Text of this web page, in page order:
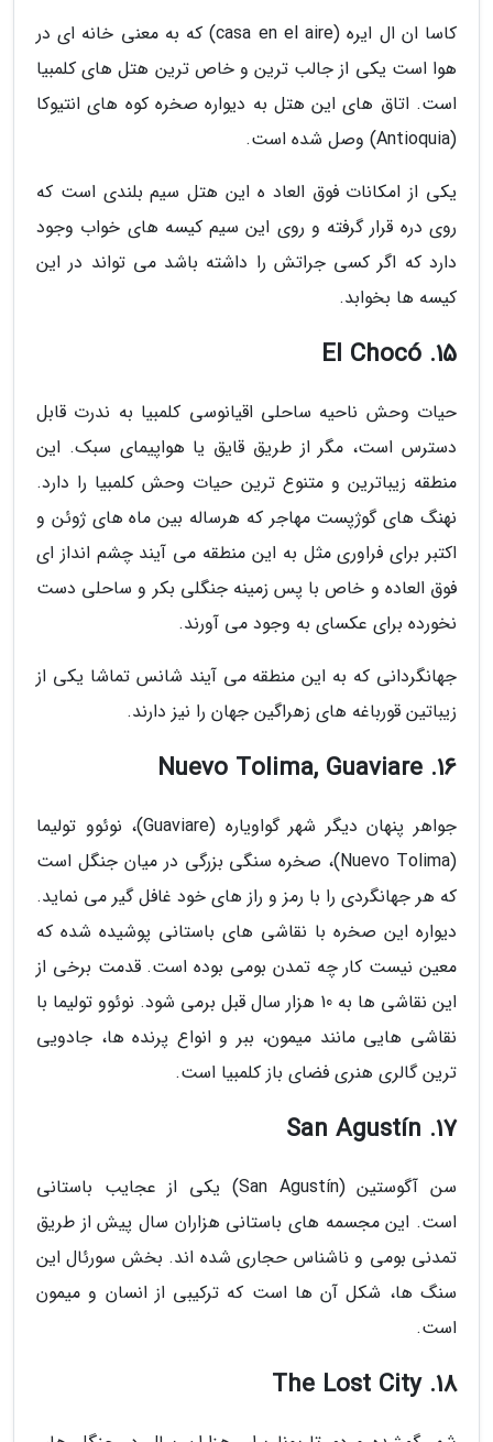
کاسا ان ال ایره (casa en el aire) که به معنی خانه ای در
هوا است یکی از جالب ترین و خاص ترین هتل های کلمبیا
است. اتاق های این هتل به دیواره صخره کوه های انتیوکا
(Antioquia) وصل شده است.
یکی از امکانات فوق العاد ه این هتل سیم بلندی است که
روی دره قرار گرفته و روی این سیم کیسه های خواب وجود
دارد که اگر کسی جراتش را داشته باشد می تواند در این
کیسه ها بخوابد.
15. El Chocó
حیات وحش ناحیه ساحلی اقیانوسی کلمبیا به ندرت قابل
دسترس است، مگر از طریق قایق یا هواپیمای سبک. این
منطقه زیباترین و متنوع ترین حیات وحش کلمبیا را دارد.
نهنگ های گوژپست مهاجر که هرساله بین ماه های ژوئن و
اکتبر برای فراوری مثل به این منطقه می آیند چشم انداز ای
فوق العاده و خاص با پس زمینه جنگلی بکر و ساحلی دست
نخورده برای عکسای به وجود می آورند.
جهانگردانی که به این منطقه می آیند شانس تماشا یکی از
زیباتین قورباغه های زهراگین جهان را نیز دارند.
16. Nuevo Tolima, Guaviare
جواهر پنهان دیگر شهر گواویاره (Guaviare)، نوئوو تولیما
(Nuevo Tolima)، صخره سنگی بزرگی در میان جنگل است
که هر جهانگردی را با رمز و راز های خود غافل گیر می نماید.
دیواره این صخره با نقاشی های باستانی پوشیده شده که
معین نیست کار چه تمدن بومی بوده است. قدمت برخی از
این نقاشی ها به 10 هزار سال قبل برمی شود. نوئوو تولیما با
نقاشی هایی مانند میمون، ببر و انواع پرنده ها، جادویی
ترین گالری هنری فضای باز کلمبیا است.
17. San Agustín
سن آگوستین (San Agustín) یکی از عجایب باستانی
است. این مجسمه های باستانی هزاران سال پیش از طریق
تمدنی بومی و ناشناس حجاری شده اند. بخش سورئال این
سنگ ها، شکل آن ها است که ترکیبی از انسان و میمون
است.
18. The Lost City